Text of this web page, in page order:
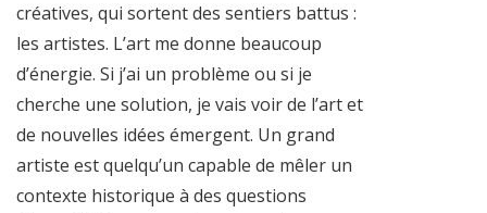
créatives, qui sortent des sentiers battus :
les artistes. L’art me donne beaucoup
d’énergie. Si j’ai un problème ou si je
cherche une solution, je vais voir de l’art et
de nouvelles idées émergent. Un grand
artiste est quelqu’un capable de mêler un
contexte historique à des questions